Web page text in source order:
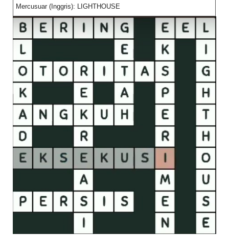
Mercusuar (Inggris): LIGHTHOUSE